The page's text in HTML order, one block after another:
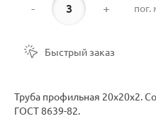
- + пог.
Быстрый заказ
Труба профильная 20х20х2.
ГОСТ 8639-82.